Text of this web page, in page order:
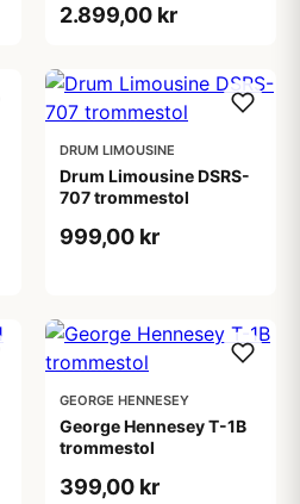
2.899,00 kr
DRUM LIMOUSINE
Drum Limousine DSRS-
707 trommestol
999,00 kr
GEORGE HENNESEY
George Hennesey T-1B
trommestol
399,00 kr